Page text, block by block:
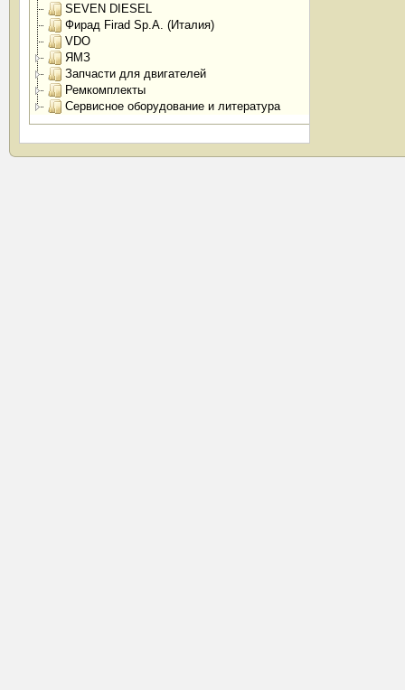
SEVEN DIESEL
Фирад Firad Sp.A. (Италия)
VDO
ЯМЗ
Запчасти для двигателей
Ремкомплекты
Сервисное оборудование и литература